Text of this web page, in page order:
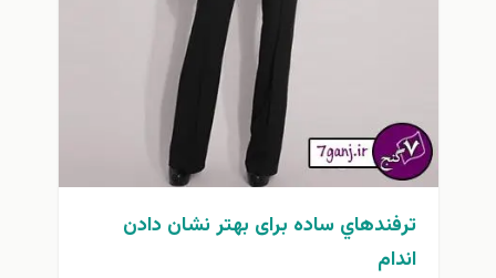
ترفندهاي ساده برای بهتر نشان دادن
اندام